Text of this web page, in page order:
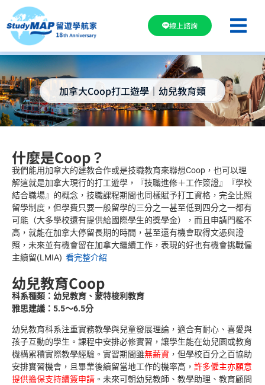
線上諮詢
加拿大Coop打工遊學｜幼兒教育類
什麼是Coop？
我們能用加拿大的建教合作或是技職教育來聯想Coop，也可以理
解這就是加拿大現行的打工遊學，『技職進修＋工作簽證』『學校
結合職場』的概念，技職課程期間也同樣賦予打工資格，完全比照
留學制度，但學費只要一般留學的三分之一甚至低到四分之一都有
可能（大多學校還有提供給國際學生的獎學金），而且申請門檻不
高，就能在加拿大停留長期的時間，甚至還有機會取得文憑與證
照，未來並有機會留在加拿大繼續工作，表現的好也有機會挑戰僱
主續留(LMIA) 看完整介紹
幼兒教育Coop
科系種類：幼兒教育、蒙特梭利教育
雅思建議：5.5～6.5分
幼兒教育科系注重實務教學與兒童發展理論，適合有耐心、喜愛與
孩子互動的學生。課程中安排必修實習，讓學生能在幼兒園或教育
機構累積實際教學經驗。實習期間雖無薪資 ，但學校百分之百協助
安排實習機會，且畢業後續留當地工作的機率高， 許多僱主亦願意
提供擔保支持續簽申請 。未來可朝幼兒教師、教學助理、教育顧問